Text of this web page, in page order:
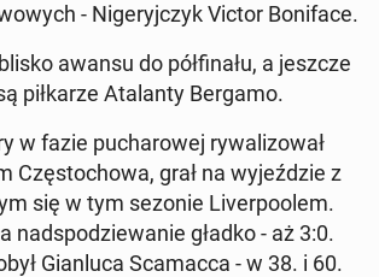
- Ni­ge­ryj­czyk Victor Bo­ni­fa­ce.
awansu do pół­fi­na­łu, a jeszcze
pił­ka­rze Ata­lan­ty Bergamo.
w fazie pu­cha­ro­wej ry­wa­li­zo­wał
Czę­sto­cho­wa, grał na wy­jeź­dzie z
się w tym sezonie Li­ver­po­olem.
nad­spo­dzie­wa­nie gładko - aż 3:0.
Gian­lu­ca Sca­mac­ca - w 38. i 60.